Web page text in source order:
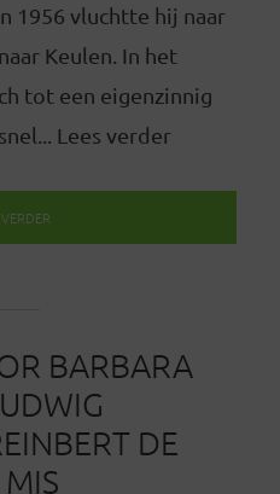
1956 vluchtte hij naar
Keulen. In het
tot een eigenzinnig
Lees verder
BARBARA
DE